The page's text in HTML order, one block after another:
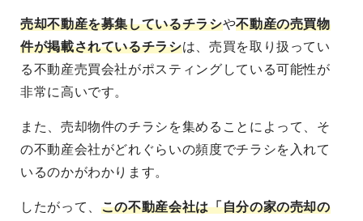
売却不動産を募集しているチラシや不動産の売買物
件が掲載されているチラシは、売買を取り扱ってい
る不動産売買会社がポスティングしている可能性が
非常に高いです。
また、売却物件のチラシを集めることによって、そ
の不動産会社がどれぐらいの頻度でチラシを入れて
いるのかがわかります。
したがって、 この不動産会社は「自分の家の売却の